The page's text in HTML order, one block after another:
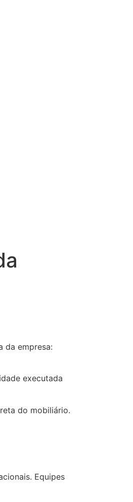
da empresa:
executada
do mobiliário.
Equipes